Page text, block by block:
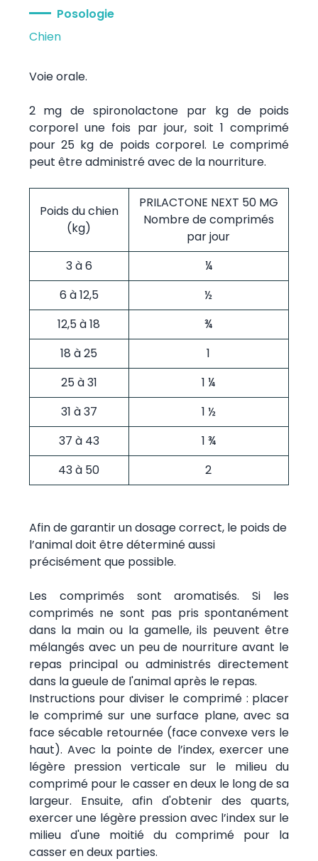
Posologie
Chien
Voie orale.
2 mg de spironolactone par kg de poids
corporel une fois par jour, soit 1 comprimé
pour 25 kg de poids corporel. Le comprimé
peut être administré avec de la nourriture.
Poids du chien
(kg)
PRILACTONE NEXT 50 MG
Nombre de comprimés
par jour
3 à 6
¼
6 à 12,5
½
12,5 à 18
¾
18 à 25
1
25 à 31
1 ¼
31 à 37
1 ½
37 à 43
1 ¾
43 à 50
2
Afin de garantir un dosage correct, le poids de
l’animal doit être déterminé aussi
précisément que possible.
Les comprimés sont aromatisés. Si les
comprimés ne sont pas pris spontanément
dans la main ou la gamelle, ils peuvent être
mélangés avec un peu de nourriture avant le
repas principal ou administrés directement
dans la gueule de l'animal après le repas.
Instructions pour diviser le comprimé : placer
le comprimé sur une surface plane, avec sa
face sécable retournée (face convexe vers le
haut). Avec la pointe de l’index, exercer une
légère pression verticale sur le milieu du
comprimé pour le casser en deux le long de sa
largeur. Ensuite, afin d'obtenir des quarts,
exercer une légère pression avec l’index sur le
milieu d'une moitié du comprimé pour la
casser en deux parties.